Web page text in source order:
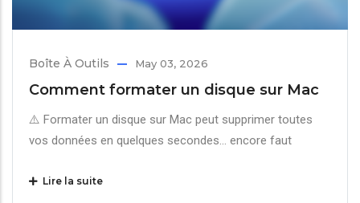
Boîte À Outils May 03, 2026
Comment formater un disque sur Mac
⚠️ Formater un disque sur Mac peut supprimer toutes
vos données en quelques secondes… encore faut
Lire la suite